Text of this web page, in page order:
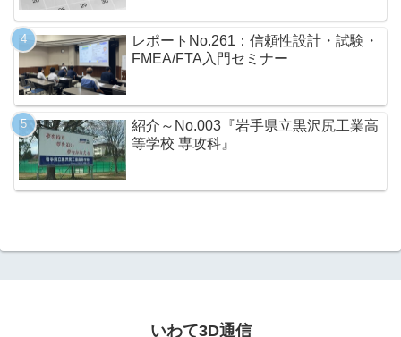
レポートNo.261：信頼性設計・試験・
FMEA/FTA入門セミナー
紹介～No.003『岩手県立黒沢尻工業高
等学校 専攻科』
いわて3D通信